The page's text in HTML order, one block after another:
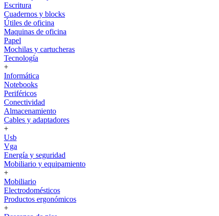
Escritura
Cuadernos y blocks
Útiles de oficina
Maquinas de oficina
Papel
Mochilas y cartucheras
Tecnología
+
Informática
Notebooks
Periféricos
Conectividad
Almacenamiento
Cables y adaptadores
+
Usb
Vga
Energía y seguridad
Mobiliario y equipamiento
+
Mobiliario
Electrodomésticos
Productos ergonómicos
+